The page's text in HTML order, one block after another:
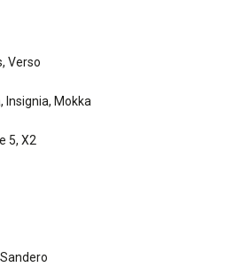
Verso
Insignia, Mokka
5, X2